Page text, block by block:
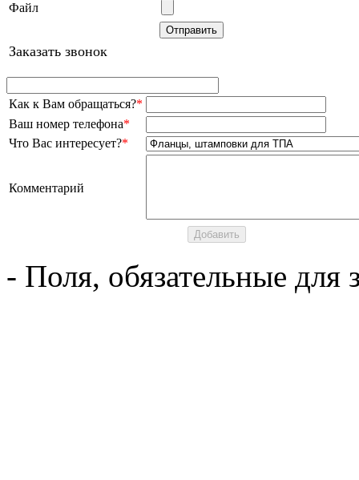
Файл
Заказать звонок
Как к Вам обращаться?*
Ваш номер телефона*
Что Вас интересует?*
Комментарий
- Поля, обязательные для